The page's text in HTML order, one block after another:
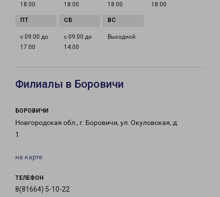
18:00
18:00
18:00
18:00
с 09:00 до
17:00
с 09:00 до
14:00
Выходной
Филиалы в Боровичи
БОРОВИЧИ
Новгородская обл., г. Боровичи, ул. Окуловская, д.
1
на карте
ТЕЛЕФОН
8(81664) 5-10-22